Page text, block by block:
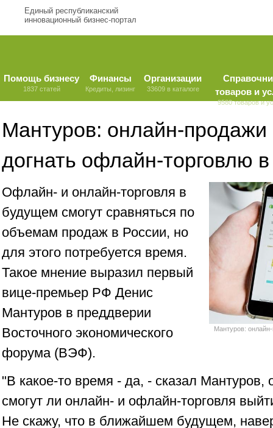
Единый республиканский
инновационный бизнес-портал
Помощь бизнесу
1837 статей
Финансы
Кредиты, лизинг
Организации
33609 в каталоге
товаров и
9580 товаров и
Мантуров: онлайн-
догнать офлайн-торговлю
Мантуров:
Офлайн- и онлайн-торговля в
будущем смогут сравняться по
объемам продаж в России, но
для этого потребуется время.
Такое мнение выразил первый
вице-премьер РФ Денис
Мантуров в преддверии
Восточного экономического
форума (ВЭФ).
"В какое-то время - да, - сказал Мантуров,
смогут ли онлайн- и офлайн-торговля
Не скажу, что в ближайшем будущем,